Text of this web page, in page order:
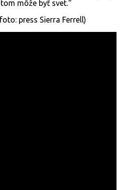
môže byť svet.“
press Sierra Ferrell)